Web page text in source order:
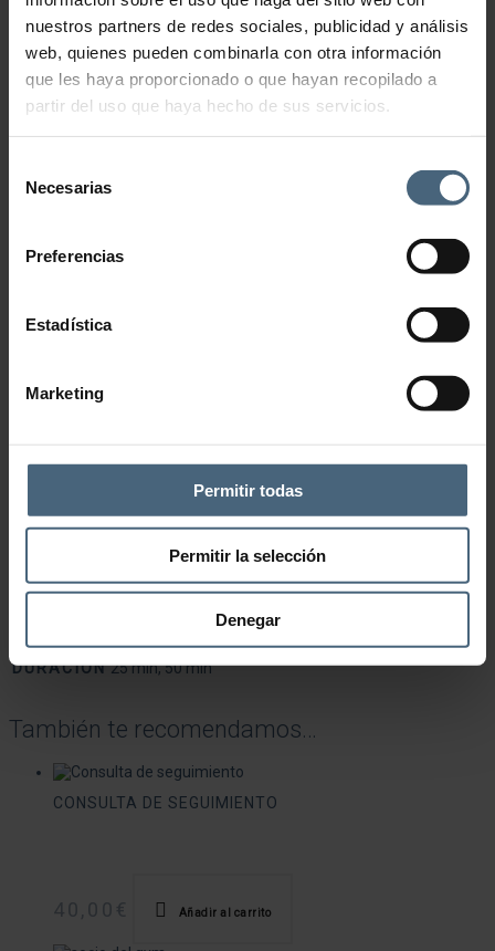
nuestros partners de redes sociales, publicidad y análisis
web, quienes pueden combinarla con otra información
que les haya proporcionado o que hayan recopilado a
partir del uso que haya hecho de sus servicios.
Necesarias
Preferencias
Estadística
Marketing
Permitir todas
Permitir la selección
Denegar
Añadir a la lista de deseos
Descripción
musculares, promoviendo reclutamiento muscular y vascularización.
Hi-TENS para aliviar el dolor crónico, inmediato y controlar la
inflamación. La técnica Multifrecuencia combina estas corrientes
para reducir dolor, tensión y mejorar la movilidad, estimulando la
acción metabólica y promoviendo el proceso de curación.
DURACIÓN 25 min, 50 min
También te recomendamos…
CONSULTA DE SEGUIMIENTO
40,00 € Añadir al carrito